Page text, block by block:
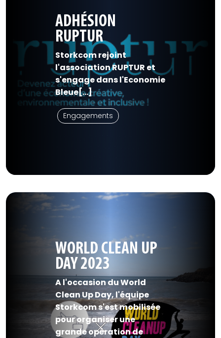
ADHÉSION
RUPTUR
Storkcom rejoint
l'association RUPTUR et
s'engage dans l'Economie
Bleue[...]
Engagements
WORLD CLEAN UP
DAY 2023
A l'occasion du World
Clean Up Day, l'équipe
Storkcom s'est mobilisée
pour organiser une
grande opération de